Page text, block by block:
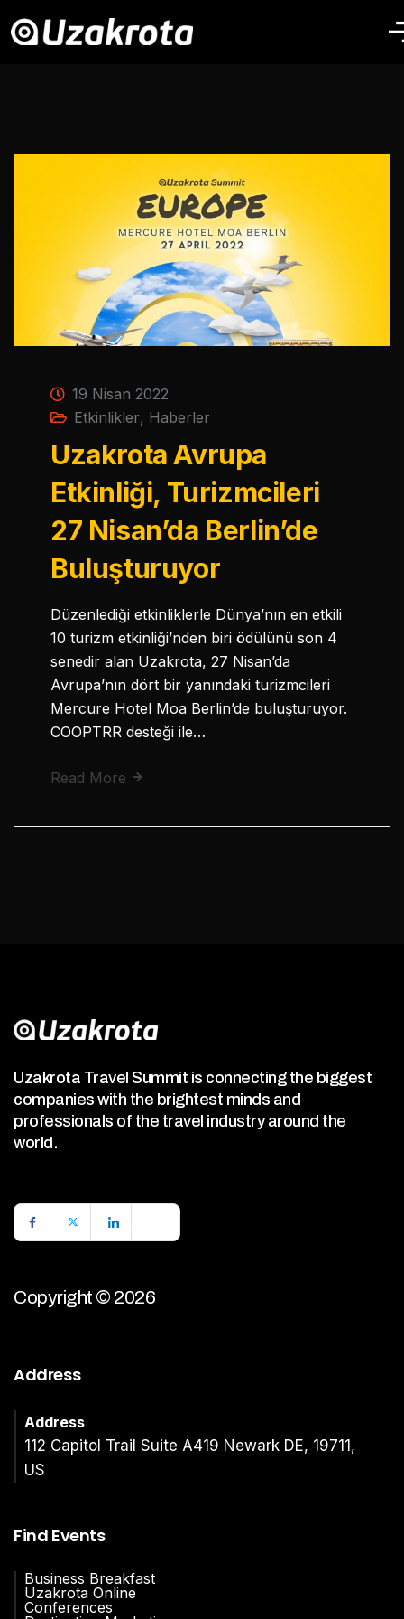
19 Nisan 2022
Etkinlikler, Haberler
Uzakrota Avrupa
Etkinliği, Turizmcileri
27 Nisan’da Berlin’de
Buluşturuyor
Düzenlediği etkinliklerle Dünya’nın en etkili
10 turizm etkinliği’nden biri ödülünü son 4
senedir alan Uzakrota, 27 Nisan’da
Avrupa’nın dört bir yanındaki turizmcileri
Mercure Hotel Moa Berlin’de buluşturuyor.
COOPTRR desteği ile…
Read More
Uzakrota Travel Summit is connecting the biggest
companies with the brightest minds and
professionals of the travel industry around the
world.
Copyright © 2026
Address
Address
112 Capitol Trail Suite A419 Newark DE, 19711,
US
Find Events
Business Breakfast
Uzakrota Online
Conferences